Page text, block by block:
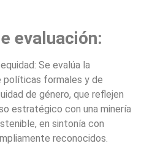
evaluación:
Se evalúa la
políticas formales y de
de género, que reflejen
estratégico con una minería
en sintonía con
reconocidos.